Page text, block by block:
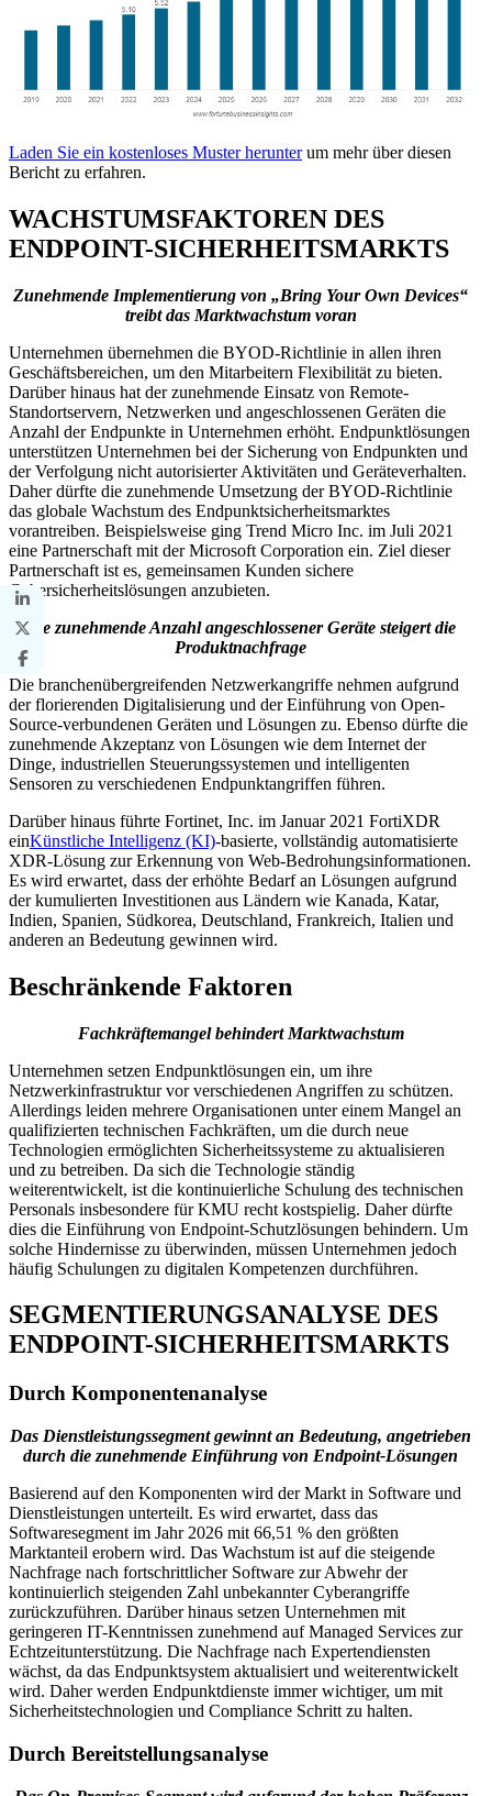
Laden Sie ein kostenloses Muster herunterum mehr über diesen
Bericht zu erfahren.
WACHSTUMSFAKTOREN DES
ENDPOINT-SICHERHEITSMARKTS
Zunehmende Implementierung von „Bring Your Own Devices“
treibt das Marktwachstum voran
Unternehmen übernehmen die BYOD-Richtlinie in allen ihren
Geschäftsbereichen, um den Mitarbeitern Flexibilität zu bieten.
Darüber hinaus hat der zunehmende Einsatz von Remote-
Standortservern, Netzwerken und angeschlossenen Geräten die
Anzahl der Endpunkte in Unternehmen erhöht. Endpunktlösungen
unterstützen Unternehmen bei der Sicherung von Endpunkten und
der Verfolgung nicht autorisierter Aktivitäten und Geräteverhalten.
Daher dürfte die zunehmende Umsetzung der BYOD-Richtlinie
das globale Wachstum des Endpunktsicherheitsmarktes
vorantreiben. Beispielsweise ging Trend Micro Inc. im Juli 2021
eine Partnerschaft mit der Microsoft Corporation ein. Ziel dieser
Partnerschaft ist es, gemeinsamen Kunden sichere
Cybersicherheitslösungen anzubieten.
Die zunehmende Anzahl angeschlossener Geräte steigert die
Produktnachfrage
Die branchenübergreifenden Netzwerkangriffe nehmen aufgrund
der florierenden Digitalisierung und der Einführung von Open-
Source-verbundenen Geräten und Lösungen zu. Ebenso dürfte die
zunehmende Akzeptanz von Lösungen wie dem Internet der
Dinge, industriellen Steuerungssystemen und intelligenten
Sensoren zu verschiedenen Endpunktangriffen führen.
Darüber hinaus führte Fortinet, Inc. im Januar 2021 FortiXDR
einKünstliche Intelligenz (KI)-basierte, vollständig automatisierte
XDR-Lösung zur Erkennung von Web-Bedrohungsinformationen.
Es wird erwartet, dass der erhöhte Bedarf an Lösungen aufgrund
der kumulierten Investitionen aus Ländern wie Kanada, Katar,
Indien, Spanien, Südkorea, Deutschland, Frankreich, Italien und
anderen an Bedeutung gewinnen wird.
Beschränkende Faktoren
Fachkräftemangel behindert Marktwachstum
Unternehmen setzen Endpunktlösungen ein, um ihre
Netzwerkinfrastruktur vor verschiedenen Angriffen zu schützen.
Allerdings leiden mehrere Organisationen unter einem Mangel an
qualifizierten technischen Fachkräften, um die durch neue
Technologien ermöglichten Sicherheitssysteme zu aktualisieren
und zu betreiben. Da sich die Technologie ständig
weiterentwickelt, ist die kontinuierliche Schulung des technischen
Personals insbesondere für KMU recht kostspielig. Daher dürfte
dies die Einführung von Endpoint-Schutzlösungen behindern. Um
solche Hindernisse zu überwinden, müssen Unternehmen jedoch
häufig Schulungen zu digitalen Kompetenzen durchführen.
SEGMENTIERUNGSANALYSE DES
ENDPOINT-SICHERHEITSMARKTS
Durch Komponentenanalyse
Das Dienstleistungssegment gewinnt an Bedeutung, angetrieben
durch die zunehmende Einführung von Endpoint-Lösungen
Basierend auf den Komponenten wird der Markt in Software und
Dienstleistungen unterteilt. Es wird erwartet, dass das
Softwaresegment im Jahr 2026 mit 66,51 % den größten
Marktanteil erobern wird. Das Wachstum ist auf die steigende
Nachfrage nach fortschrittlicher Software zur Abwehr der
kontinuierlich steigenden Zahl unbekannter Cyberangriffe
zurückzuführen. Darüber hinaus setzen Unternehmen mit
geringeren IT-Kenntnissen zunehmend auf Managed Services zur
Echtzeitunterstützung. Die Nachfrage nach Expertendiensten
wächst, da das Endpunktsystem aktualisiert und weiterentwickelt
wird. Daher werden Endpunktdienste immer wichtiger, um mit
Sicherheitstechnologien und Compliance Schritt zu halten.
Durch Bereitstellungsanalyse